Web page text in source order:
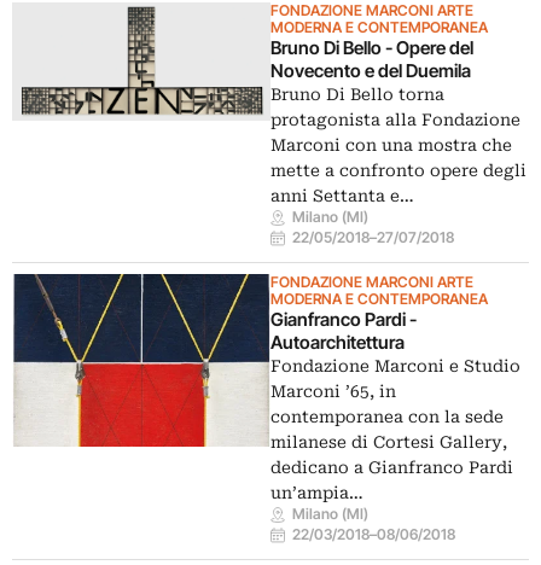
FONDAZIONE MARCONI ARTE
MODERNA E CONTEMPORANEA
Bruno Di Bello - Opere del
Novecento e del Duemila
Bruno Di Bello torna
protagonista alla Fondazione
Marconi con una mostra che
mette a confronto opere degli
anni Settanta e…
Milano (MI)
22/05/2018–27/07/2018
FONDAZIONE MARCONI ARTE
MODERNA E CONTEMPORANEA
Gianfranco Pardi -
Autoarchitettura
Fondazione Marconi e Studio
Marconi ’65, in
contemporanea con la sede
milanese di Cortesi Gallery,
dedicano a Gianfranco Pardi
un’ampia…
Milano (MI)
22/03/2018–08/06/2018